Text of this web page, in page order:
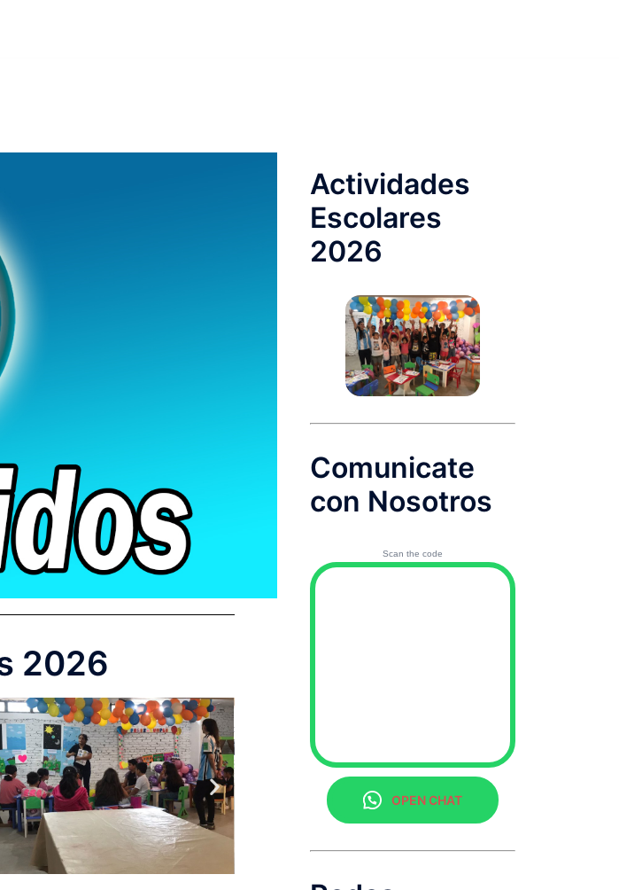
2026
Actividades
Escolares
2026 ​
Comunicate
con Nosotros
Scan the code
OPEN CHAT